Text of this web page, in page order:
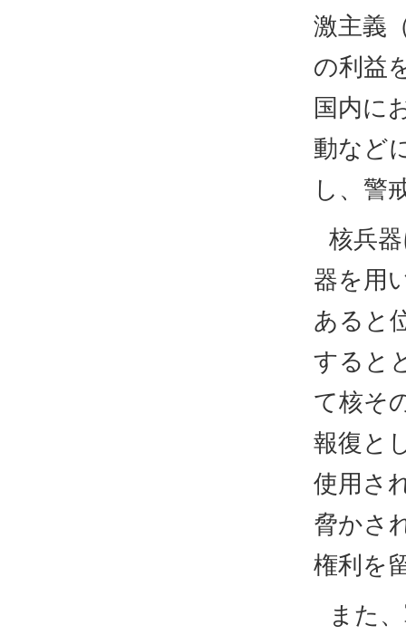
激主義
の利益
国内に
動など
し、警
核兵
器を用
あると
すると
て核そ
報復と
使用さ
脅かさ
権利を
また